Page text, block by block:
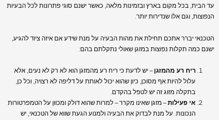
עד הבית, בכל מקום בארץ ובזמינות מלאה, כאשר ישנם סוגי פתרונות לכל הבעיות
הנפוצות, וגם אלו שנדירות יותר.
הטכנאי יברר אתכם תחילת את מהות הבעיה על מנת שידע אם איזה ציוד להגיע,
ישנם כמה תקלות נפוצות במזגן שאולי נתקלתם בהם:
ריח רע מהמזגן – יש לדעת כי ריח רע מהמזגן הוא לא רק לא נעים, אלא
עלול להיות אף מסוכן, כיון שהוא יכול לאותת על דליפה לא רצויה, וכל כן,
בתקלה מזוג זה יש לטפל בהקדם.
אי פעילות– מזגן שאינו מקרר – למרות שהוא דולק ומכוון על הטמפרטורות
הנכונות. על מנת לבדוק את הבעיה ולמנוע הגעת שווא של הטכנאי, יש